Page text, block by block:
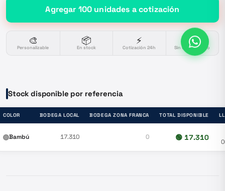
Agregar 100 unidades a cotización
🎨
Personalizable
📦
En stock
⚡
Cotización 24h
🔒
Sin compromiso
Stock disponible por referencia
COLOR BODEGA LOCAL BODEGA ZONA FRANCA TOTAL DISPONIBLE
Bambú 17.310 0 🟢 17.310